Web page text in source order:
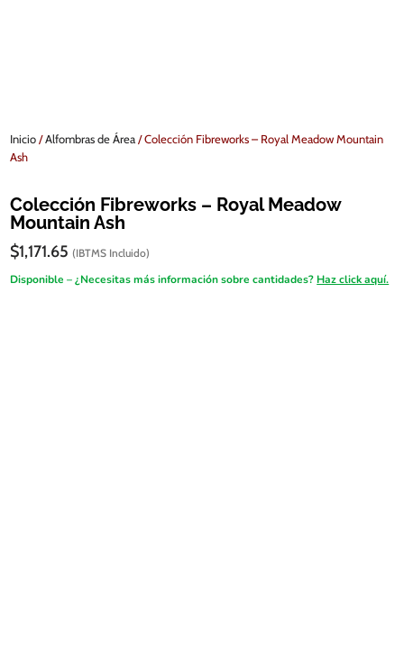
Inicio/Alfombras de Área/ Colección Fibreworks – Royal Meadow Mountain
Ash
Colección Fibreworks – Royal Meadow
Mountain Ash
$1,171.65 (IBTMS Incluido)
Disponible – ¿Necesitas más información sobre cantidades? Haz click aquí.